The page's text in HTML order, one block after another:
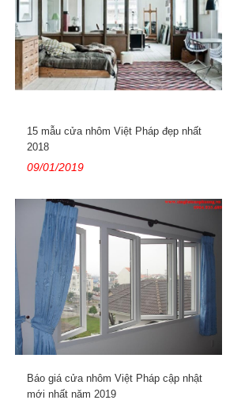
15 mẫu cửa nhôm Việt Pháp đẹp nhất
2018
09/01/2019
Báo giá cửa nhôm Việt Pháp cập nhật
mới nhất năm 2019